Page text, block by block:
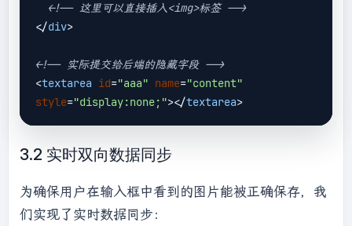
<!-- 这里可以直接插入<img>标签 -->
</div>
<!-- 实际提交给后端的隐藏字段 -->
<textarea id="aaa" name="content"
style="display:none;"></textarea>
3.2 实时双向数据同步
为确保用户在输入框中看到的图片能被正确保存，我
们实现了实时数据同步：